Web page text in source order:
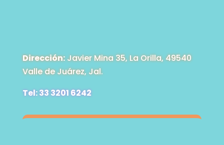
Dirección:Javier Mina 35, La Orilla, 49540
Valle de Juárez, Jal.
Tel: 33 3201 6242